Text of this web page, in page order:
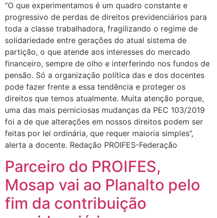
“O que experimentamos é um quadro constante e
progressivo de perdas de direitos previdenciários para
toda a classe trabalhadora, fragilizando o regime de
solidariedade entre gerações do atual sistema de
partição, o que atende aos interesses do mercado
financeiro, sempre de olho e interferindo nos fundos de
pensão. Só a organização política das e dos docentes
pode fazer frente a essa tendência e proteger os
direitos que temos atualmente. Muita atenção porque,
uma das mais perniciosas mudanças da PEC 103/2019
foi a de que alterações em nossos direitos podem ser
feitas por lei ordinária, que requer maioria simples”,
alerta a docente. Redação PROIFES-Federação
Parceiro do PROIFES,
Mosap vai ao Planalto pelo
fim da contribuição